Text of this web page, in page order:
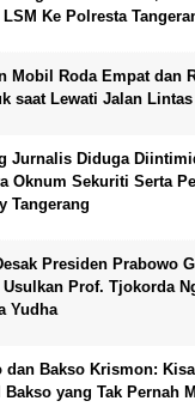
Ke Polresta
Mobil Roda Empat dan
saat Lewati Jalan
Jurnalis Diduga
Oknum Sekuriti Serta
Tangerang
Presiden Prabowo
Prof. Tjokorda
Yudha
dan Bakso Krismon:
Bakso yang Tak Pernah